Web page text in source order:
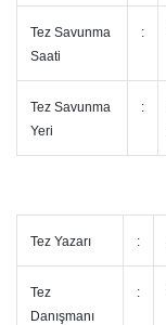
Tez Savunma
Saati
:
Tez Savunma
Yeri
:
Tez Yazarı :
Tez
Danışmanı
: